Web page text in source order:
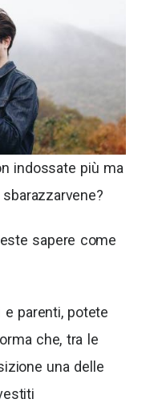
indossate più ma
sapere come
parenti, potete
che, tra le
una delle